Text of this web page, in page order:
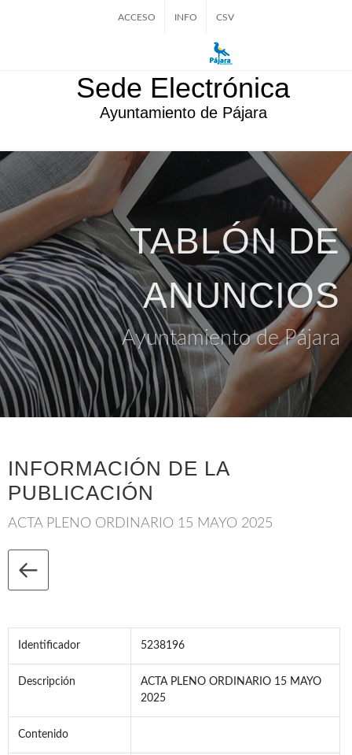
ACCESO INFO CSV
Sede Electrónica
Ayuntamiento de Pájara
TABLÓN DE
ANUNCIOS
Ayuntamiento de Pájara
INFORMACIÓN DE LA
PUBLICACIÓN
ACTA PLENO ORDINARIO 15 MAYO 2025
Identificador 5238196
Descripción
ACTA PLENO ORDINARIO 15 MAYO
2025
Contenido